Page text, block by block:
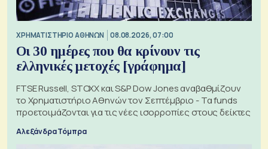
XΡΗΜΑΤΙΣΤΗΡΙΟ ΑΘΗΝΩΝ 08.08.2026, 07:00
Οι 30 ημέρες που θα κρίνουν τις
ελληνικές μετοχές [γράφημα]
FTSE Russell, STOXX και S&P Dow Jones αναβαθμίζουν
το Χρηματιστήριο Αθηνών τον Σεπτέμβριο - Τα funds
προετοιμάζονται για τις νέες ισορροπίες στους δείκτες
Αλεξάνδρα Τόμπρα